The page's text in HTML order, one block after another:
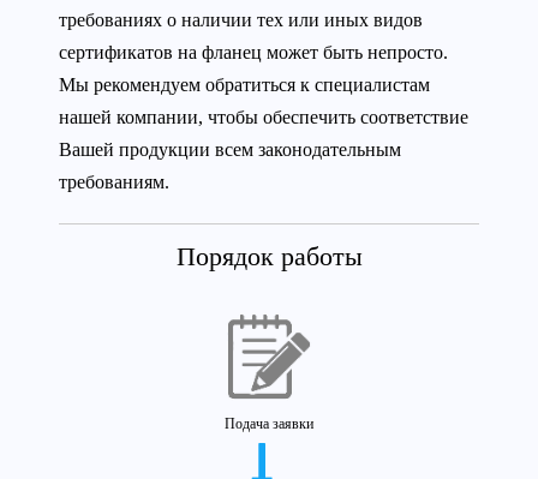
требованиях о наличии тех или иных видов
сертификатов на фланец может быть непросто.
Мы рекомендуем обратиться к специалистам
нашей компании, чтобы обеспечить соответствие
Вашей продукции всем законодательным
требованиям.
Порядок работы
Подача заявки